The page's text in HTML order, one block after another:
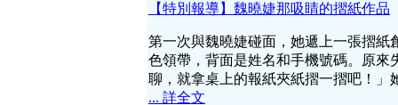
【特別報導】魏曉婕那吸睛的摺紙作品
第一次與魏曉婕碰面，她遞上一張摺
色領帶，背面是姓名和手機號碼。原
聊，就拿桌上的報紙夾紙摺一摺吧！
... 詳全文